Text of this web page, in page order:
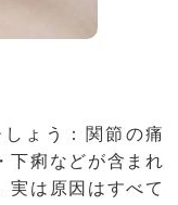
ょう：関節の痛
下痢などが含まれ
実は原因はすべて